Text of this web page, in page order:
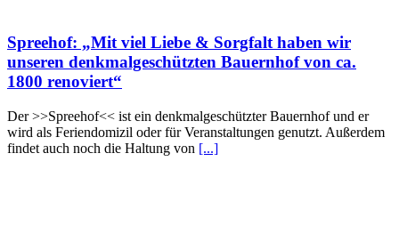
Spreehof: „Mit viel Liebe & Sorgfalt haben wir
unseren denkmalgeschützten Bauernhof von ca.
1800 renoviert“
Der >>Spreehof<< ist ein denkmalgeschützter Bauernhof und er
wird als Feriendomizil oder für Veranstaltungen genutzt. Außerdem
findet auch noch die Haltung von [...]